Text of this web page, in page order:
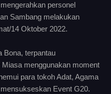
personel
Sambang melakukan
14 Oktober 2022.
Bona, terpantau
menggunakan moment
para tokoh Adat, Agama
Event G20.